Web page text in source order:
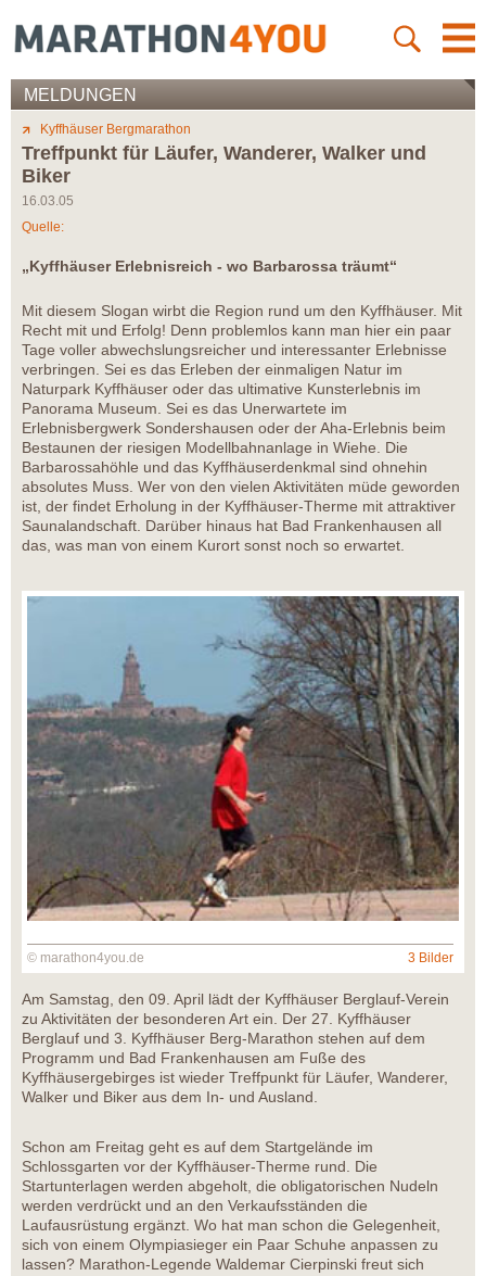
MELDUNGEN
Kyffhäuser Bergmarathon
Treffpunkt für Läufer, Wanderer, Walker und
Biker
16.03.05
Quelle:
„Kyffhäuser Erlebnisreich - wo Barbarossa träumt“
Mit diesem Slogan wirbt die Region rund um den Kyffhäuser. Mit
Recht mit und Erfolg! Denn problemlos kann man hier ein paar
Tage voller abwechslungsreicher und interessanter Erlebnisse
verbringen. Sei es das Erleben der einmaligen Natur im
Naturpark Kyffhäuser oder das ultimative Kunsterlebnis im
Panorama Museum. Sei es das Unerwartete im
Erlebnisbergwerk Sondershausen oder der Aha-Erlebnis beim
Bestaunen der riesigen Modellbahnanlage in Wiehe. Die
Barbarossahöhle und das Kyffhäuserdenkmal sind ohnehin
absolutes Muss. Wer von den vielen Aktivitäten müde geworden
ist, der findet Erholung in der Kyffhäuser-Therme mit attraktiver
Saunalandschaft. Darüber hinaus hat Bad Frankenhausen all
das, was man von einem Kurort sonst noch so erwartet.
© marathon4you.de 3 Bilder
Am Samstag, den 09. April lädt der Kyffhäuser Berglauf-Verein
zu Aktivitäten der besonderen Art ein. Der 27. Kyffhäuser
Berglauf und 3. Kyffhäuser Berg-Marathon stehen auf dem
Programm und Bad Frankenhausen am Fuße des
Kyffhäusergebirges ist wieder Treffpunkt für Läufer, Wanderer,
Walker und Biker aus dem In- und Ausland.
Schon am Freitag geht es auf dem Startgelände im
Schlossgarten vor der Kyffhäuser-Therme rund. Die
Startunterlagen werden abgeholt, die obligatorischen Nudeln
werden verdrückt und an den Verkaufsständen die
Laufausrüstung ergänzt. Wo hat man schon die Gelegenheit,
sich von einem Olympiasieger ein Paar Schuhe anpassen zu
lassen? Marathon-Legende Waldemar Cierpinski freut sich